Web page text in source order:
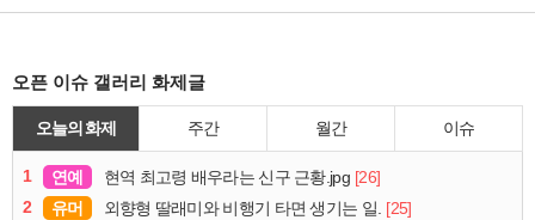
오픈 이슈 갤러리 화제글
오늘의 화제 주간 월간 이슈
1 연예 현역 최고령 배우라는 신구 근황.jpg [26]
2
유머 외향형 딸래미와 비행기 타면 생기는 일. [25]